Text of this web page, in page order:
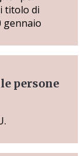
titolo di
gennaio
persone